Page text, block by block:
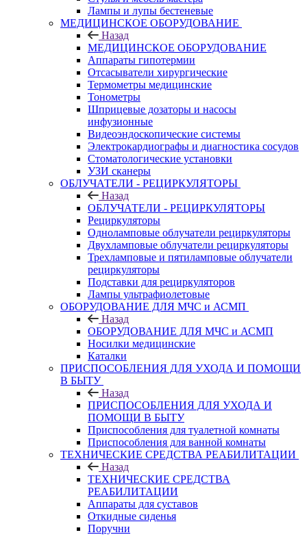
Лампы и лупы бестеневые
МЕДИЦИНСКОЕ ОБОРУДОВАНИЕ
Назад
МЕДИЦИНСКОЕ ОБОРУДОВАНИЕ
Аппараты гипотермии
Отсасыватели хирургические
Термометры медицинские
Тонометры
Шприцевые дозаторы и насосы
инфузионные
Видеоэндоскопические системы
Электрокардиографы и диагностика сосудов
Стоматологические установки
УЗИ сканеры
ОБЛУЧАТЕЛИ - РЕЦИРКУЛЯТОРЫ
Назад
ОБЛУЧАТЕЛИ - РЕЦИРКУЛЯТОРЫ
Рециркуляторы
Одноламповые облучатели рециркуляторы
Двухламповые облучатели рециркуляторы
Трехламповые и пятиламповые облучатели
рециркуляторы
Подставки для рециркуляторов
Лампы ультрафиолетовые
ОБОРУДОВАНИЕ ДЛЯ МЧС и АСМП
Назад
ОБОРУДОВАНИЕ ДЛЯ МЧС и АСМП
Носилки медицинские
Каталки
ПРИСПОСОБЛЕНИЯ ДЛЯ УХОДА И ПОМОЩИ
В БЫТУ
Назад
ПРИСПОСОБЛЕНИЯ ДЛЯ УХОДА И
ПОМОЩИ В БЫТУ
Приспособления для туалетной комнаты
Приспособления для ванной комнаты
ТЕХНИЧЕСКИЕ СРЕДСТВА РЕАБИЛИТАЦИИ
Назад
ТЕХНИЧЕСКИЕ СРЕДСТВА
РЕАБИЛИТАЦИИ
Аппараты для суставов
Откидные сиденья
Поручни